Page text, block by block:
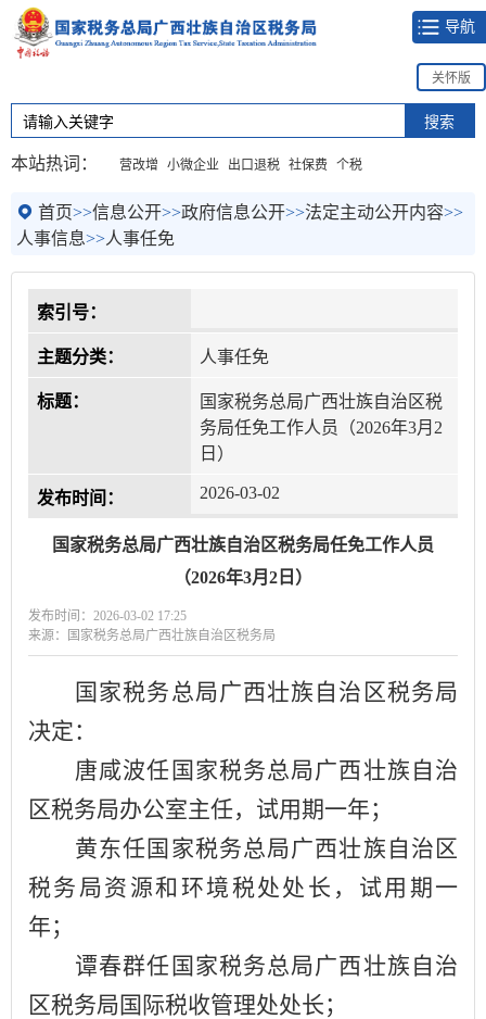
导航
关怀版
本站热词： 营改增 小微企业 出口退税 社保费 个税
首页>>信息公开>>政府信息公开>>法定主动公开内容>>
人事信息>>人事任免
索引号：
主题分类： 人事任免
标题：
国家税务总局广西壮族自治区税
务局任免工作人员（2026年3月2
日）
发布时间： 2026-03-02
国家税务总局广西壮族自治区税务局任免工作人员
（2026年3月2日）
发布时间：2026-03-02 17:25
来源：国家税务总局广西壮族自治区税务局
国家税务总局广西壮族自治区税务局
决定：
唐咸波任国家税务总局广西壮族自治
区税务局办公室主任，试用期一年；
黄东任国家税务总局广西壮族自治区
税务局资源和环境税处处长， 试用期一
年；
谭春群任国家税务总局广西壮族自治
区税务局国际税收管理处处长；